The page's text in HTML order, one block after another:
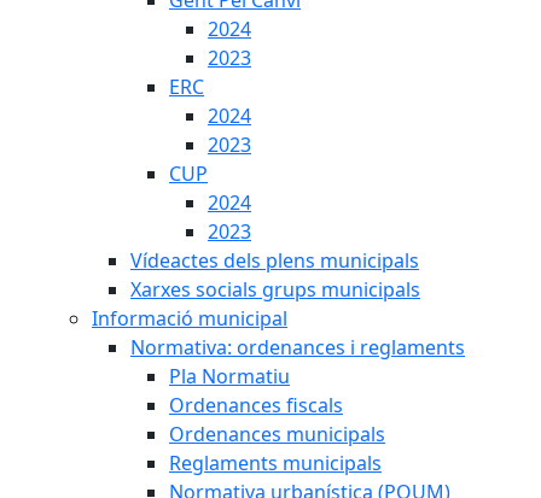
2024
2023
ERC
2024
2023
CUP
2024
2023
Vídeactes dels plens municipals
Xarxes socials grups municipals
Informació municipal
Normativa: ordenances i reglaments
Pla Normatiu
Ordenances fiscals
Ordenances municipals
Reglaments municipals
Normativa urbanística (POUM)